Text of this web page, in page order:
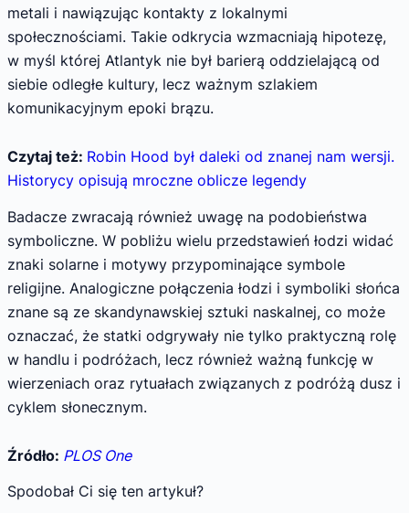
metali i nawiązując kontakty z lokalnymi
społecznościami. Takie odkrycia wzmacniają hipotezę,
w myśl której Atlantyk nie był barierą oddzielającą od
siebie odległe kultury, lecz ważnym szlakiem
komunikacyjnym epoki brązu.
Czytaj też: Robin Hood był daleki od znanej nam wersji.
Historycy opisują mroczne oblicze legendy
Badacze zwracają również uwagę na podobieństwa
symboliczne. W pobliżu wielu przedstawień łodzi widać
znaki solarne i motywy przypominające symbole
religijne. Analogiczne połączenia łodzi i symboliki słońca
znane są ze skandynawskiej sztuki naskalnej, co może
oznaczać, że statki odgrywały nie tylko praktyczną rolę
w handlu i podróżach, lecz również ważną funkcję w
wierzeniach oraz rytuałach związanych z podróżą dusz i
cyklem słonecznym.
Źródło: PLOS One
Spodobał Ci się ten artykuł?